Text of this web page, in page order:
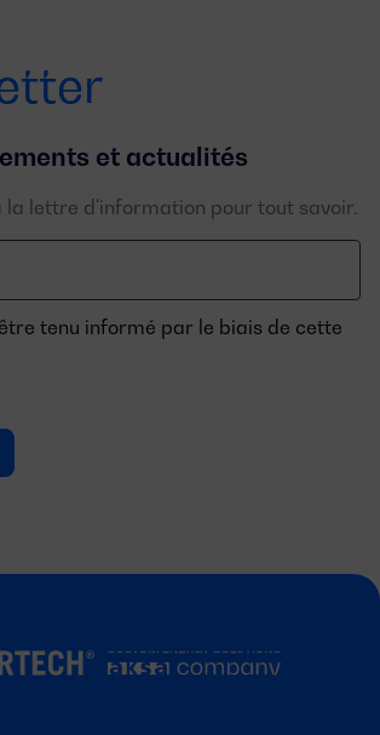
et actualités
la lettre d'information pour tout savoir.
tenu informé par le biais de cette